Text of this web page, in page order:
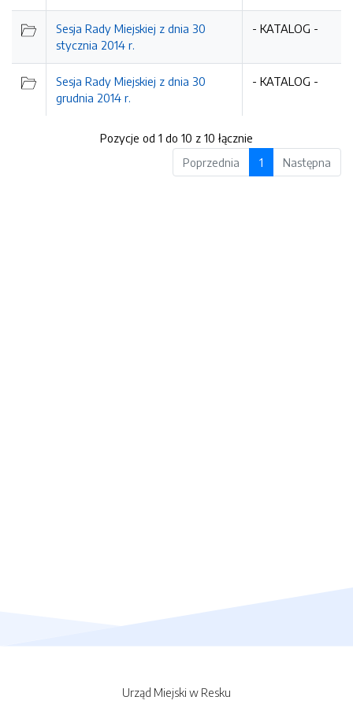
Sesja Rady Miejskiej z dnia 30
stycznia 2014 r.
- KATALOG -
Sesja Rady Miejskiej z dnia 30
grudnia 2014 r.
- KATALOG -
Pozycje od 1 do 10 z 10 łącznie
Poprzednia
1 Następna
Urząd Miejski w Resku